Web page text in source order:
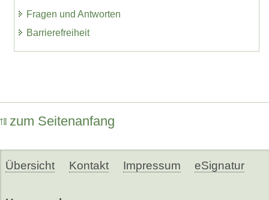
Fragen und Antworten
Barrierefreiheit
zum Seitenanfang
Übersicht Kontakt Impressum eSignatur